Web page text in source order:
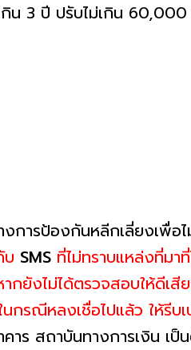
น 3 ปี ปรับไม่เกิน
ารป้องกันหลีกเลี่ยงเพื่อ
บ SMS ที่ไม่ทราบแหล่งที่มา
กยังไม่ได้ตรวจสอบให้ดีเ
รณีหลงเชื่อไปแล้ว ให้รีบ
คาร สถาบันทางการเงิน เป็